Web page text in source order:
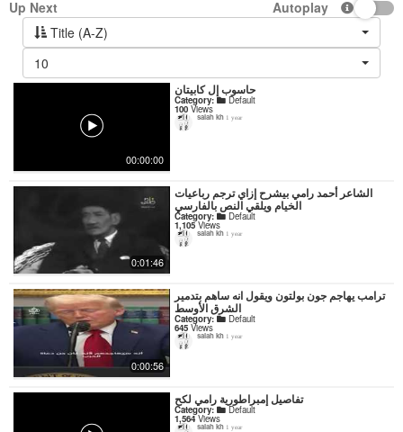
Up Next
Autoplay
Title (A-Z)
10
00:00:00
حاسوب إل كابيتان
Category: Default
100 Views
salah kh 1 year
0:01:46
‏الشاعر أحمد رامي بيشرح إزاي ترجم رباعيات
الخيام ويلقي النص بالفارسي
Category: Default
1,105Views
salah kh 1 year
0:00:56
ترامب يهاجم جون بولتون ويقول انه ساهم بتدمير
الشرق الأوسط
Category: Default
645 Views
salah kh 1 year
تفاصيل إمبراطورية رامي لكح
Category: Default
1,564Views
salah kh 1 year